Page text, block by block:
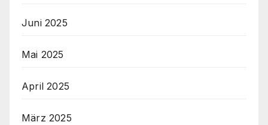
Juni 2025
Mai 2025
April 2025
März 2025